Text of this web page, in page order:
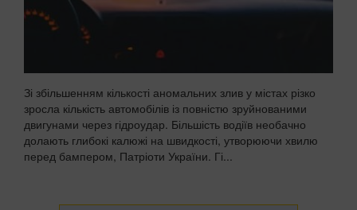
Зі збільшенням кількості аномальних злив у містах різко
зросла кількість автомобілів із повністю зруйнованими
двигунами через гідроудар. Більшість водіїв необачно
долають глибокі калюжі на швидкості, утворюючи хвилю
перед бампером, Патріоти України. Гі...